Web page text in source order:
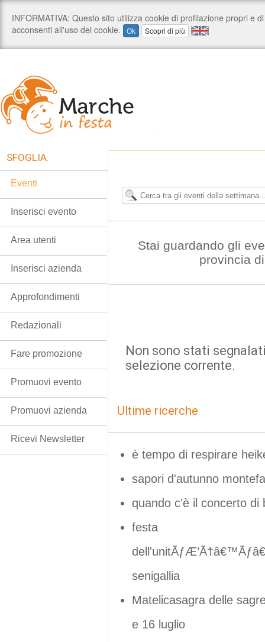
Stai guardando gli
provincia
Non sono stati
selezione corrente.
Ultime ricerche
è tempo di respirare
sapori d'autunno
quando c'è il concerto di
festa
dell'unitÃƒÆ’Ã†â€™Ãƒâ€
senigallia
Matelicasagra delle
e 16 luglio
SFOGLIA:
Eventi
Inserisci evento
Area utenti
Inserisci azienda
Approfondimenti
Redazionali
Fare promozione
Promuovi evento
Promuovi azienda
Ricevi Newsletter